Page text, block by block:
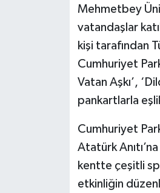
Mehmetbey
vatandaşlar
kişi tarafından
Cumhuriyet
Vatan Aşkı’,
pankartlarla
Cumhuriyet
Atatürk
kentte çeşitli
etkinliğin